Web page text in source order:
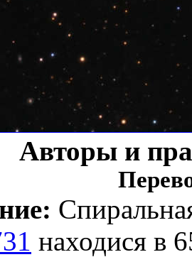
Авторы и
находися в